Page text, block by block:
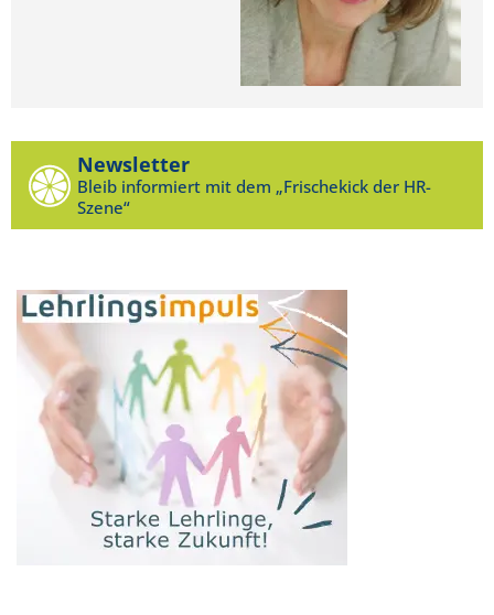
Newsletter
Bleib informiert mit dem „Frischekick der HR-
Szene“